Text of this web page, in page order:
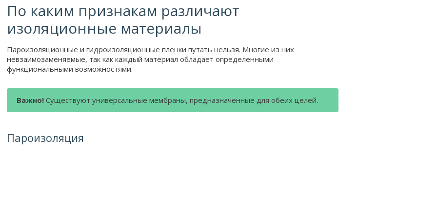
По каким признакам различают
изоляционные материалы
Пароизоляционные и гидроизоляционные пленки путать нельзя. Многие из них
невзаимозаменяемые, так как каждый материал обладает определенными
функциональными возможностями.
Важно! Существуют универсальные мембраны, предназначенные для обеих целей.
Пароизоляция